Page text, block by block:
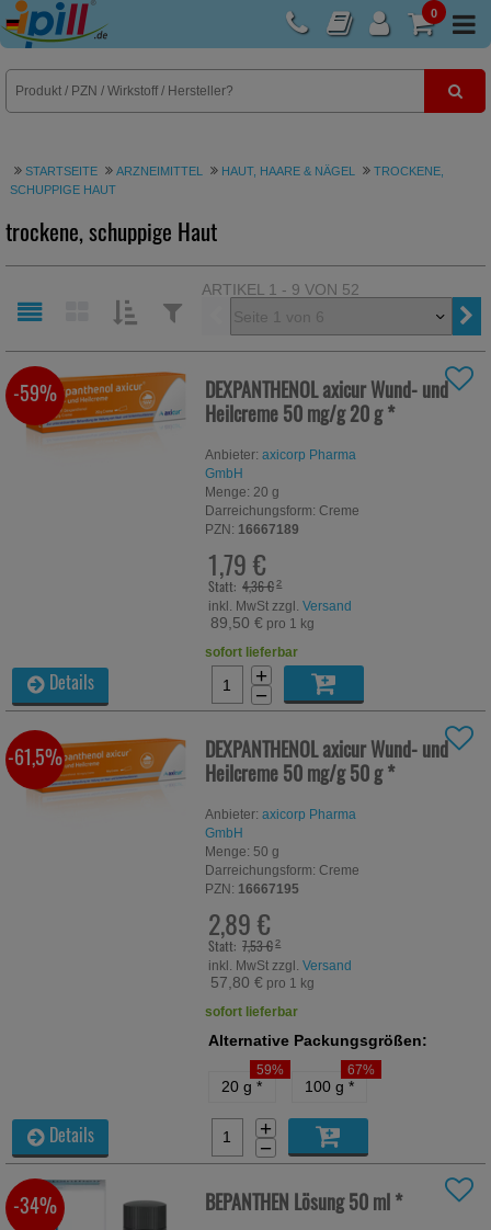
0
E-Rezept
STARTSEITE ARZNEIMITTEL HAUT, HAARE & NÄGEL
TROCKENE,
SCHUPPIGE HAUT
trockene, schuppige Haut
SORTIEREN
FILTERN
ARTIKEL 1 - 9 VON 52
Vorherige
DEXPANTHENOL axicur Wund- und
Heilcreme 50 mg/g20 g*
Anbieter: axicorp Pharma
GmbH
Menge: 20 g
Darreichungsform: Creme
PZN: 16667189
1,79 €
Statt: 4,36 €²
inkl. MwSt zzgl.Versand
89,50 € pro 1 kg
-59%
sofort lieferbar
+
−
Details
DEXPANTHENOL axicur Wund- und
Heilcreme 50 mg/g50 g*
Anbieter: axicorp Pharma
GmbH
Menge: 50 g
Darreichungsform: Creme
PZN: 16667195
2,89 €
Statt: 7,53 €²
inkl. MwSt zzgl.Versand
57,80 € pro 1 kg
-61,5%
sofort lieferbar
Alternative Packungsgrößen:
20 g*
59%
100 g *
67%
+
−
Details
BEPANTHEN Lösung50 ml*
-34%